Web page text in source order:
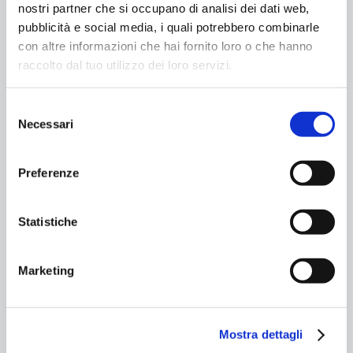
nostri partner che si occupano di analisi dei dati web,
pubblicità e social media, i quali potrebbero combinarle
con altre informazioni che hai fornito loro o che hanno
raccolto dal tuo utilizzo dei loro servizi.
delNecessari
Preferenze
Statistiche
Marketing
Mostra dettagli
Trattamenti e benessere
Rituali che parlano al tuo corpo. E